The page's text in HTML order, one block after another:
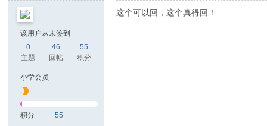
该用户从未签到
0
主题
46
回帖
55
积分
小学会员
积分 55
这个可以回，这个真得回！